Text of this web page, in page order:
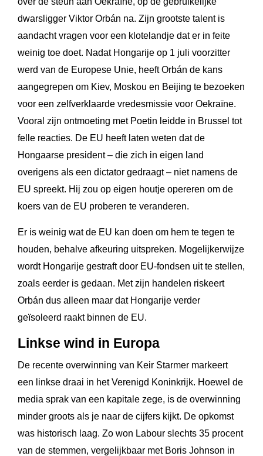
dwarsligger Viktor Orbán na. Zijn grootste talent is
aandacht vragen voor een klotelandje dat er in feite
weinig toe doet. Nadat Hongarije op 1 juli voorzitter
werd van de Europese Unie, heeft Orbán de kans
aangegrepen om Kiev, Moskou en Beijing te bezoeken
voor een zelfverklaarde vredesmissie voor Oekraïne.
Vooral zijn ontmoeting met Poetin leidde in Brussel tot
felle reacties. De EU heeft laten weten dat de
Hongaarse president – die zich in eigen land
overigens als een dictator gedraagt – niet namens de
EU spreekt. Hij zou op eigen houtje opereren om de
koers van de EU proberen te veranderen.
Er is weinig wat de EU kan doen om hem te tegen te
houden, behalve afkeuring uitspreken. Mogelijkerwijze
wordt Hongarije gestraft door EU-fondsen uit te stellen,
zoals eerder is gedaan. Met zijn handelen riskeert
Orbán dus alleen maar dat Hongarije verder
geïsoleerd raakt binnen de EU.
Linkse wind in Europa
De recente overwinning van Keir Starmer markeert
een linkse draai in het Verenigd Koninkrijk. Hoewel de
media sprak van een kapitale zege, is de overwinning
minder groots als je naar de cijfers kijkt. De opkomst
was historisch laag. Zo won Labour slechts 35 procent
van de stemmen, vergelijkbaar met Boris Johnson in